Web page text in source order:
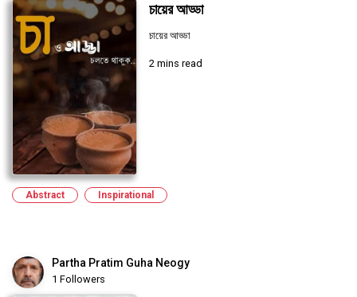
চায়ের আড্ডা
চায়ের আড্ডা
2 mins read
Abstract Inspirational
Partha Pratim Guha Neogy
1 Followers